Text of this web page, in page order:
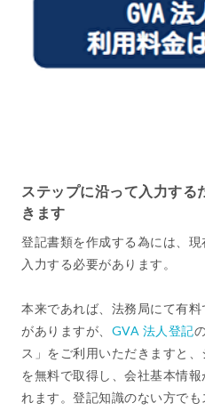
ステップに沿って入力する
きます
登記書類を作成する為には、
入力する必要があります。
本来であれば、法務局にて有
がありますが、 GVA 法人登記
ス」をご利用いただきますと
を無料で取得し、会社基本情
れます。登記知識のない方で